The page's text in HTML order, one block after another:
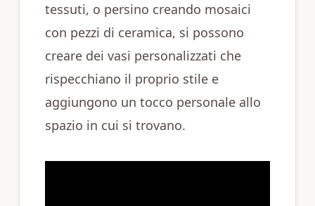
tessuti, o persino creando mosaici
con pezzi di ceramica, si possono
creare dei vasi personalizzati che
rispecchiano il proprio stile e
aggiungono un tocco personale allo
spazio in cui si trovano.